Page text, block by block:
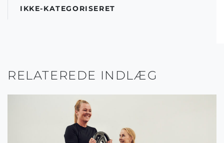
IKKE-KATEGORISERET
RELATEREDE INDLÆG